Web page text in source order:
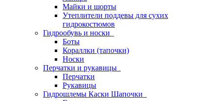
Майки и шорты
Утеплители поддевы для сухих
гидрокостюмов
Гидрообувь и носки
Боты
Кораллки (тапочки)
Носки
Перчатки и рукавицы
Перчатки
Рукавицы
Гидрошлемы Каски Шапочки